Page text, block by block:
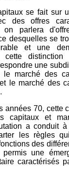
se fait sur
des offres
on parlera
desquelles se
et une
cette
une
le marché des
le marché des
années 70, cette
capitaux et
a conduit à
les règles
des
une
caractérisés